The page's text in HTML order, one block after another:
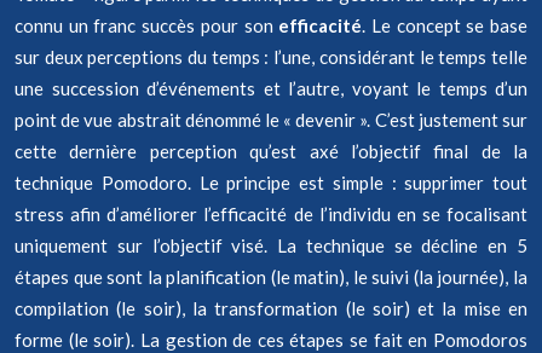
connu un franc succès pour son efficacité. Le concept se base
sur deux perceptions du temps : l’une, considérant le temps telle
une succession d’événements et l’autre, voyant le temps d’un
point de vue abstrait dénommé le « devenir ». C’est justement sur
cette dernière perception qu’est axé l’objectif final de la
technique Pomodoro. Le principe est simple : supprimer tout
stress afin d’améliorer l’efficacité de l’individu en se focalisant
uniquement sur l’objectif visé. La technique se décline en 5
étapes que sont la planification (le matin), le suivi (la journée), la
compilation (le soir), la transformation (le soir) et la mise en
forme (le soir). La gestion de ces étapes se fait en Pomodoros